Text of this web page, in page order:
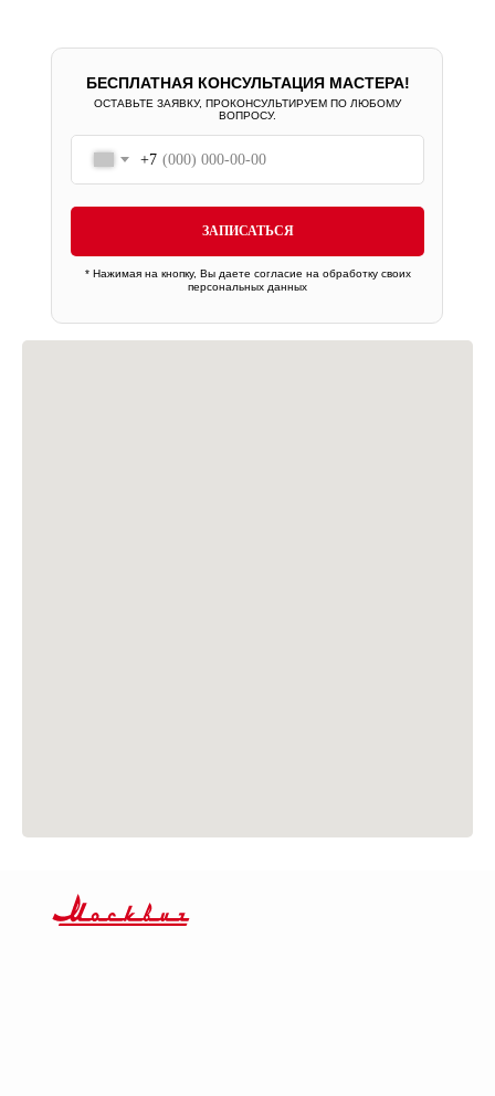
* Нажимая на кнопку, Вы даете согласие на обработку своих
персональных данных
БЕСПЛАТНАЯ КОНСУЛЬТАЦИЯ МАСТЕРА!
ОСТАВЬТЕ ЗАЯВКУ, ПРОКОНСУЛЬТИРУЕМ ПО ЛЮБОМУ
ВОПРОСУ.
+7
ЗАПИСАТЬСЯ